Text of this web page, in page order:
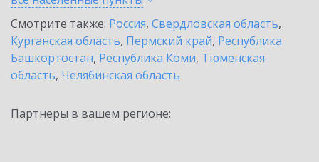
Смотрите также: Россия, Свердловская область,
Курганская область, Пермский край, Республика
Башкортостан, Республика Коми, Тюменская
область, Челябинская область
Партнеры в вашем регионе: